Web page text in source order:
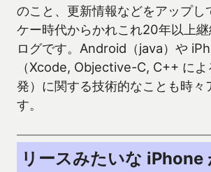
のこと、更新情報などをアップし
ケー時代からかれこれ20年以上
ログです。Android（java）や
（Xcode, Objective-C, C++ によ
発）に関する技術的なことも時々
す。
リースみたいな